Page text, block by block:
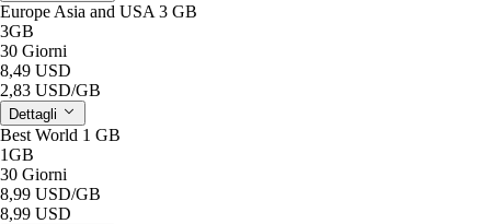
Europe Asia and USA 3 GB
3GB
30 Giorni
8,49 USD
2,83 USD/GB
Dettagli
Best World 1 GB
1GB
30 Giorni
8,99 USD/GB
8,99 USD